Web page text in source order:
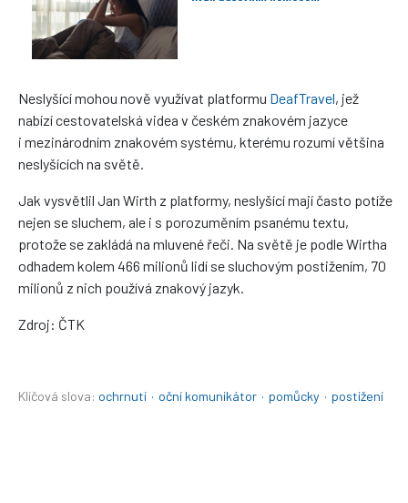
Neslyšící mohou nově využívat platformu DeafTravel, jež
nabízí cestovatelská videa v českém znakovém jazyce
i mezinárodním znakovém systému, kterému rozumí většina
neslyšících na světě.
Jak vysvětlil Jan Wirth z platformy, neslyšící mají často potíže
nejen se sluchem, ale i s porozuměním psanému textu,
protože se zakládá na mluvené řeči. Na světě je podle Wirtha
odhadem kolem 466 milionů lidí se sluchovým postižením, 70
milionů z nich používá znakový jazyk.
Zdroj: ČTK
Klíčová slova: ochrnutí · oční komunikátor · pomůcky · postižení